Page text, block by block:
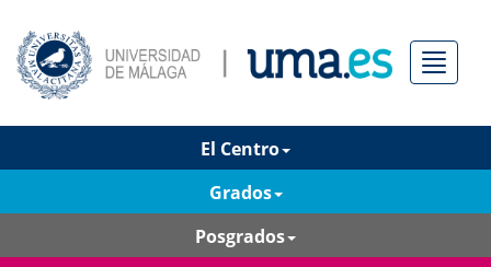
Menú
El Centro
Grados
Posgrados